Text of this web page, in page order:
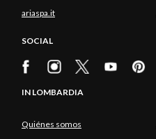
ariaspa.it
SOCIAL
IN LOMBARDIA
Quiénes somos